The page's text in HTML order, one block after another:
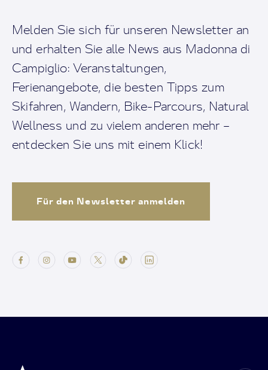
Melden Sie sich für unseren Newsletter an
und erhalten Sie alle News aus Madonna di
Campiglio: Veranstaltungen,
Ferienangebote, die besten Tipps zum
Skifahren, Wandern, Bike-Parcours, Natural
Wellness und zu vielem anderen mehr –
entdecken Sie uns mit einem Klick!
Für den Newsletter anmelden